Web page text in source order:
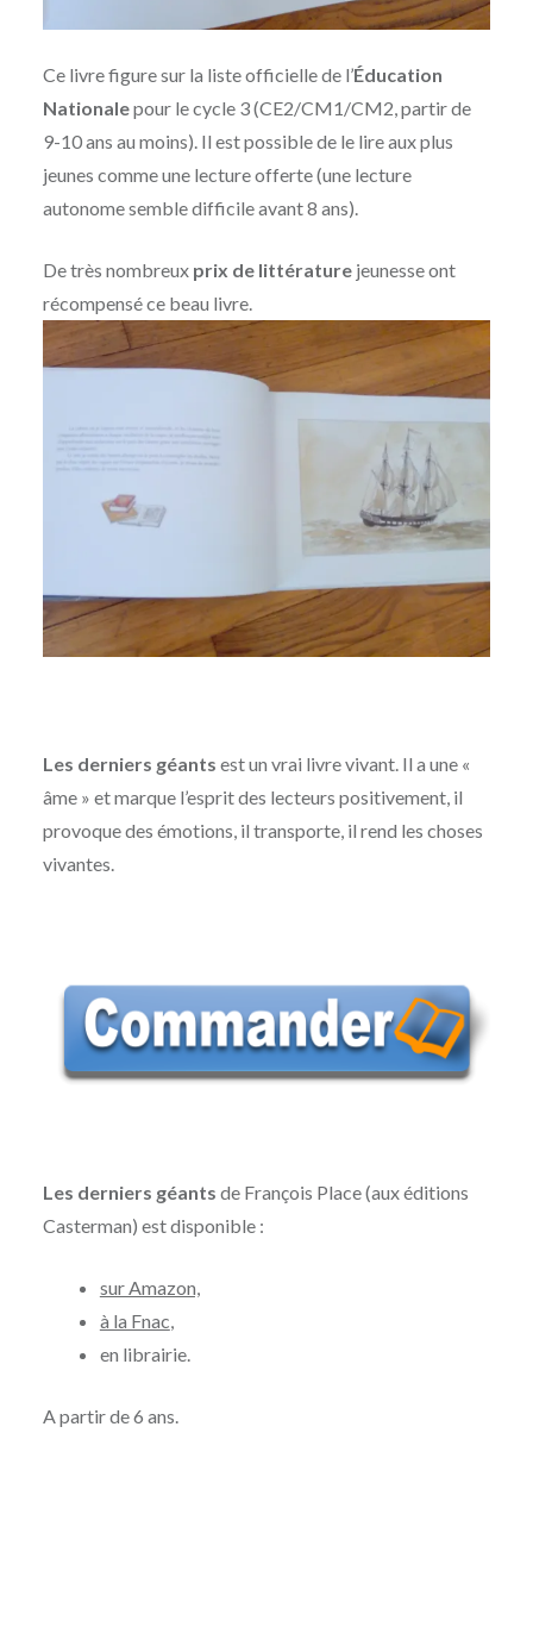
Ce livre figure sur la liste officielle de l’Éducation
Nationalepour le cycle 3 (CE2/CM1/CM2, partir de
9-10 ans au moins). Il est possible de le lire aux plus
jeunes comme une lecture offerte (une lecture
autonome semble difficile avant 8 ans).
De très nombreux prix de littératurejeunesse ont
récompensé ce beau livre.
Les derniers géants est un vrai livre vivant. Il a une «
âme » et marque l’esprit des lecteurs positivement, il
provoque des émotions, il transporte, il rend les choses
vivantes.
Les derniers géants de François Place (aux éditions
Casterman) est disponible :
sur Amazon,
à la Fnac,
en librairie.
A partir de 6 ans.